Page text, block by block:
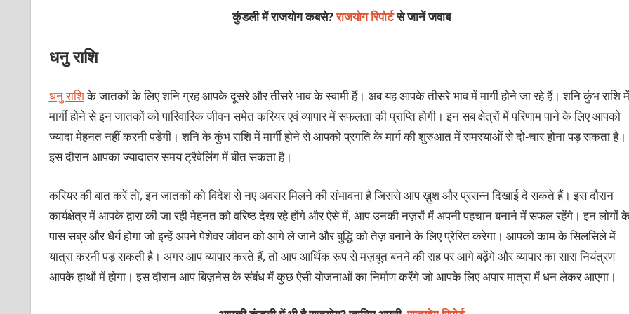
कुंडली में राजयोग कबसे?राजयोग रिपोर्टसे जानें जवाब
धनु राशि
धनु राशिके जातकों के लिए शनि ग्रह आपके दूसरे और तीसरे भाव के स्वामी हैं। अब यह आपके तीसरे भाव में मार्गी होने जा रहे हैं। शनि कुंभ राशि में
मार्गी होने से इन जातकों को पारिवारिक जीवन समेत करियर एवं व्यापार में सफलता की प्राप्ति होगी। इन सब क्षेत्रों में परिणाम पाने के लिए आपको
ज्यादा मेहनत नहीं करनी पड़ेगी। शनि के कुंभ राशि में मार्गी होने से आपको प्रगति के मार्ग की शुरुआत में समस्याओं से दो-चार होना पड़ सकता है।
इस दौरान आपका ज्यादातर समय ट्रैवेलिंग में बीत सकता है।
करियर की बात करें तो, इन जातकों को विदेश से नए अवसर मिलने की संभावना है जिससे आप ख़ुश और प्रसन्न दिखाई दे सकते हैं। इस दौरान
कार्यक्षेत्र में आपके द्वारा की जा रही मेहनत को वरिष्ठ देख रहे होंगे और ऐसे में, आप उनकी नज़रों में अपनी पहचान बनाने में सफल रहेंगे। इन लोगों
पास सब्र और धैर्य होगा जो इन्हें अपने पेशेवर जीवन को आगे ले जाने और बुद्धि को तेज़ बनाने के लिए प्रेरित करेगा। आपको काम के सिलसिले में
यात्रा करनी पड़ सकती है। अगर आप व्यापार करते हैं, तो आप आर्थिक रूप से मज़बूत बनने की राह पर आगे बढ़ेंगे और व्यापार का सारा नियंत्रण
आपके हाथों में होगा। इस दौरान आप बिज़नेस के संबंध में कुछ ऐसी योजनाओं का निर्माण करेंगे जो आपके लिए अपार मात्रा में धन लेकर आएगा।